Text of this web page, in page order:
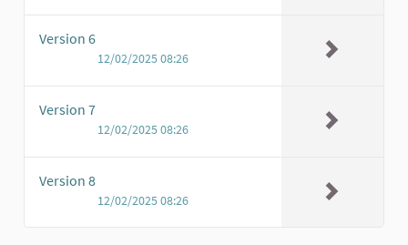
Version 6
12/02/2025 08:26
Version 7
12/02/2025 08:26
Version 8
12/02/2025 08:26